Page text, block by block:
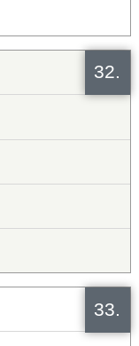
32.
33.